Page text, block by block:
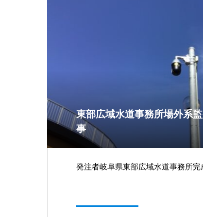
東部広域水道事務所場外系
事
発注者岐阜県東部広域水道事務所完